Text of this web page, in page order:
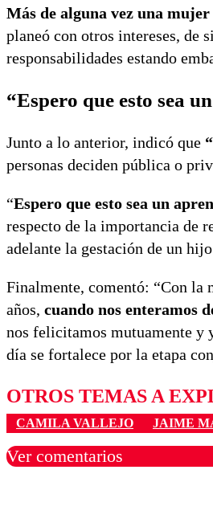
Más de alguna vez una
planeó con otros intereses, de
responsabilidades estando
“Espero que esto sea
Junto a lo anterior, indicó que
personas deciden pública o
“Espero que esto sea un
respecto de la importancia de
adelante la gestación de un
Finalmente, comentó: “Con la
años, cuando nos enteramos
nos felicitamos mutuamente y
día se fortalece por la etapa
OTROS TEMAS A
CAMILA VALLEJO JAIME
Ver comentarios